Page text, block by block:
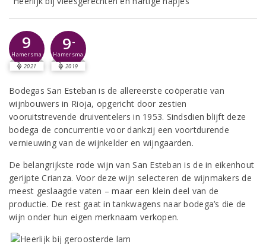
9
Hamersma
2021
9-
Hamersma
2019
Bodegas San Esteban is de allereerste coöperatie van
wijnbouwers in Rioja, opgericht door zestien
vooruitstrevende druiventelers in 1953. Sindsdien blijft deze
bodega de concurrentie voor dankzij een voortdurende
vernieuwing van de wijnkelder en wijngaarden.
De belangrijkste rode wijn van San Esteban is de in eikenhout
gerijpte Crianza. Voor deze wijn selecteren de wijnmakers de
meest geslaagde vaten – maar een klein deel van de
productie. De rest gaat in tankwagens naar bodega’s die de
wijn onder hun eigen merknaam verkopen.